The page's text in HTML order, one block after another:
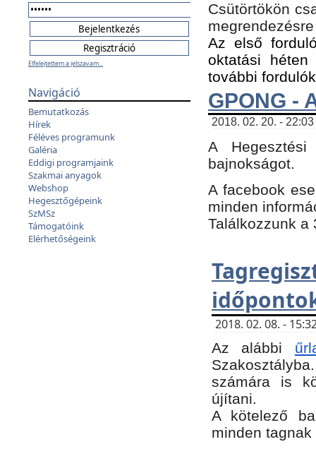
Elfelejtettem a jelszavam...
Navigáció
Bemutatkozás
Hírek
Féléves programunk
Galéria
Eddigi programjaink
Szakmai anyagok
Webshop
Hegesztőgépeink
SzMSz
Támogatóink
Elérhetőségeink
Csütörtökön
Az első
oktatási
további
GPONG -
2018. 02. 20. -
A
bajnokságot.
A facebook
minden
Találkozzunk a
2018. 02. 08. -
Az alábbi
számára is
újítani.
​A kötelező
minden